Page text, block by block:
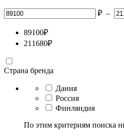
₽ –
89100₽
211680₽
Страна бренда
Дания
Россия
Финляндия
По этим критериям поиска